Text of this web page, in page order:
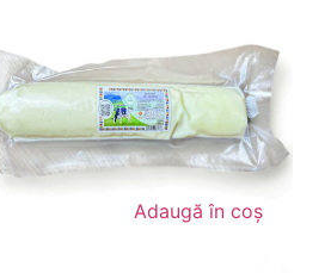
Adaugă în coș